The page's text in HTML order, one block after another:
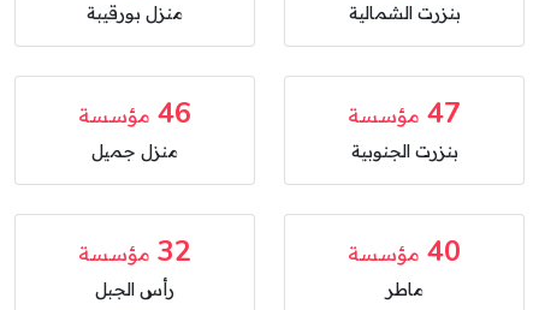
بنزرت الشمالية منزل بورقيبة
47 مؤسسة
بنزرت الجنوبية
46 مؤسسة
منزل جميل
40 مؤسسة
ماطر
32 مؤسسة
رأس الجبل